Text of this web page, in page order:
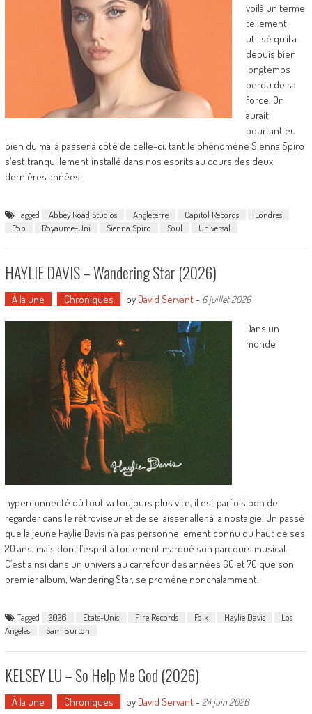
voilà un terme
tellement
utilisé qu’il a
depuis bien
longtemps
perdu de sa
force. On
aurait
pourtant eu
bien du mal à passer à côté de celle-ci, tant le phénomène Sienna Spiro
s’est tranquillement installé dans nos esprits au cours des deux
dernières années.
Tagged Abbey Road Studios Angleterre Capitol Records
Londres
Pop
Royaume-Uni Sienna Spiro Soul Universal
HAYLIE DAVIS – Wandering Star (2026)
À la une Chroniques by David Servant- 6 juillet 2026
Dans un
monde
hyperconnecté où tout va toujours plus vite, il est parfois bon de
regarder dans le rétroviseur et de se laisser aller à la nostalgie. Un passé
que la jeune Haylie Davis n’a pas personnellement connu du haut de ses
20 ans, mais dont l’esprit a fortement marqué son parcours musical.
C’est ainsi dans un univers au carrefour des années 60 et 70 que son
premier album, Wandering Star, se promène nonchalamment.
Tagged 2026 Etats-Unis Fire Records Folk Haylie Davis
Los
Angeles
Sam Burton
KELSEY LU – So Help Me God (2026)
À la une Chroniques by David Servant- 24 juin 2026